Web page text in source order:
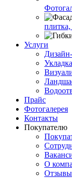
плитка,
Услуги
Прайс
Фотогалерея
Контакты
Покупателю
О
Отзывы